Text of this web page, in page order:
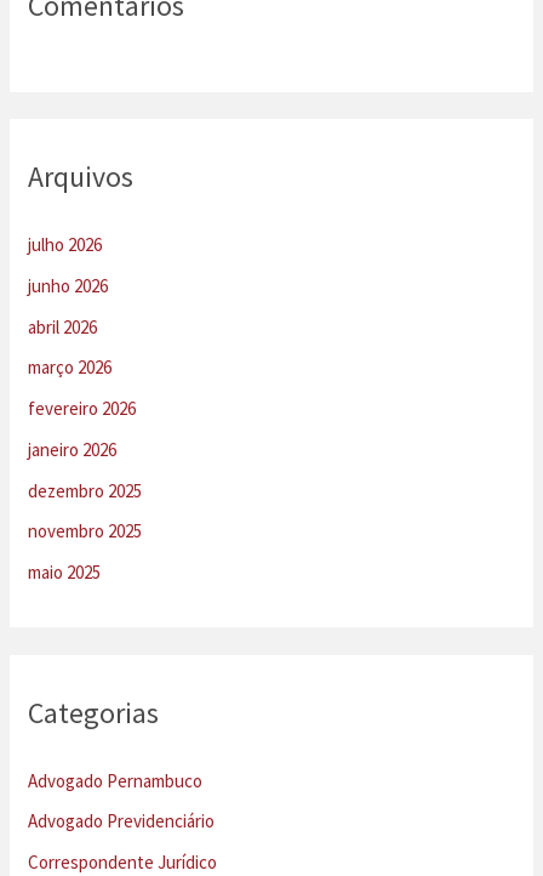
Arquivos
julho 2026
junho 2026
abril 2026
março 2026
fevereiro 2026
janeiro 2026
dezembro 2025
novembro 2025
maio 2025
Categorias
Advogado Pernambuco
Advogado Previdenciário
Correspondente Jurídico